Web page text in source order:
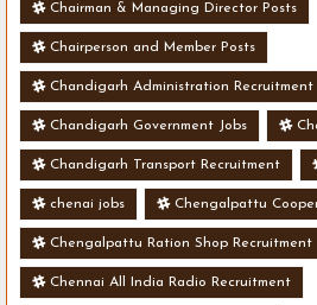
Chairman & Managing Director Posts
Chairperson and Member Posts
Chandigarh Administration Recruitment
Chandigarh Government Jobs
Chandigarh Transport Recruitment
chenai jobs Chengalpattu
Chengalpattu Ration Shop Recruitment
Chennai All India Radio Recruitment